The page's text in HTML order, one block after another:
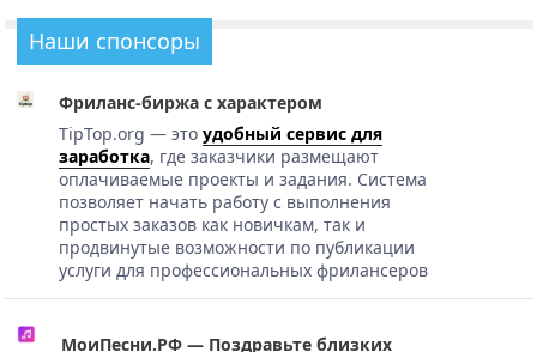
Наши спонсоры
Фриланс-биржа с характером
TipTop.org — это удобный сервис для
заработка, где заказчики размещают
оплачиваемые проекты и задания. Система
позволяет начать работу с выполнения
простых заказов как новичкам, так и
продвинутые возможности по публикации
услуги для профессиональных фрилансеров
МоиПесни.РФ — Поздравьте близких